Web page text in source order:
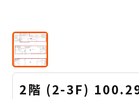
2階 (2-3F)